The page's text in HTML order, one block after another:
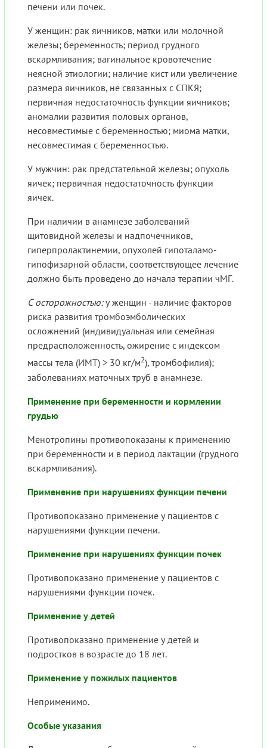
печени или почек.
У женщин: рак яичников, матки или молочной
железы; беременность; период грудного
вскармливания; вагинальное кровотечение
неясной этиологии; наличие кист или увеличение
размера яичников, не связанных с СПКЯ;
первичная недостаточность функции яичников;
аномалии развития половых органов,
несовместимые с беременностью; миома матки,
несовместимая с беременностью.
У мужчин: рак предстательной железы; опухоль
яичек; первичная недостаточность функции
яичек.
При наличии в анамнезе заболеваний
щитовидной железы и надпочечников,
гиперпролактинемии, опухолей гипоталамо-
гипофизарной области, соответствующее лечение
должно быть проведено до начала терапии чМГ.
С осторожностью:у женщин - наличие факторов
риска развития тромбоэмболических
осложнений (индивидуальная или семейная
предрасположенность, ожирение с индексом
массы тела (ИМТ) > 30 кг/м2), тромбофилия);
заболеваниях маточных труб в анамнезе.
Применение при беременности и кормлении
грудью
Менотропины противопоказаны к применению
при беременности и в период лактации (грудного
вскармливания).
Применение при нарушениях функции печени
Противопоказано применение у пациентов с
нарушениями функции печени.
Применение при нарушениях функции почек
Противопоказано применение у пациентов с
нарушениями функции почек.
Применение у детей
Противопоказано применение у детей и
подростков в возрасте до 18 лет.
Применение у пожилых пациентов
Неприменимо.
Особые указания